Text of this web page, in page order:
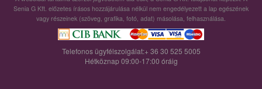
Senia G Kft. előzetes írásos hozzájárulása nélkül nem engedélyezett a lap egészének
vagy részeinek (szöveg, grafika, fotó, adat) másolása, felhasználása.
Telefonos ügyfélszolgálat:+ 36 30 525 5005
Hétköznap 09:00-17:00 óráig